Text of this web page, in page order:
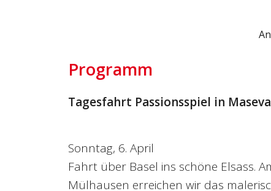
Programm
Tagesfahrt Passionsspiel in
Sonntag, 6. April
Fahrt über Basel ins schöne Elsass.
Mülhausen erreichen wir das